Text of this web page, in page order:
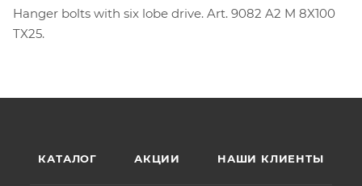
Hanger bolts with six lobe drive. Art. 9082 A2 M 8X100
TX25.
КАТАЛОГ АКЦИИ НАШИ КЛИЕНТЫ